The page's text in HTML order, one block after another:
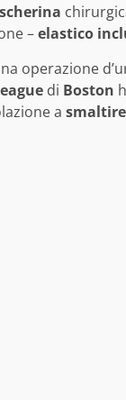
–elastico
operazione
di Boston
a smaltire